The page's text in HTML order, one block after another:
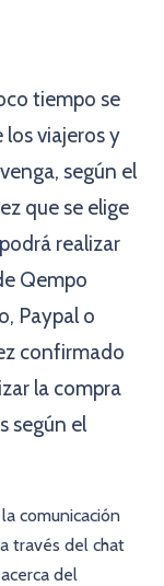
tiempo se
viajeros y
según el
que se elige
realizar
Qempo
Paypal o
confirmado
la compra
según el
comunicación
través del chat
del